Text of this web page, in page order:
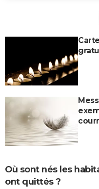
Où sont nés les
ont quittés ?